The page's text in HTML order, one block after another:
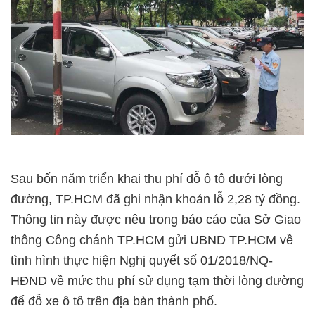
Sau bốn năm triển khai thu phí đỗ ô tô dưới lòng
đường, TP.HCM đã ghi nhận khoản lỗ 2,28 tỷ đồng.
Thông tin này được nêu trong báo cáo của Sở Giao
thông Công chánh TP.HCM gửi UBND TP.HCM về
tình hình thực hiện Nghị quyết số 01/2018/NQ-
HĐND về mức thu phí sử dụng tạm thời lòng đường
để đỗ xe ô tô trên địa bàn thành phố.